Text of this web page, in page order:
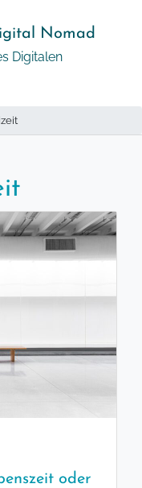
Nomad
Digitalen
oder